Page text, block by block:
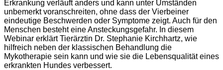
Erkrankung verläuft anders und kann unter Umständen
unbemerkt voranschreiten, ohne dass der Vierbeiner
eindeutige Beschwerden oder Symptome zeigt. Auch für den
Menschen besteht eine Ansteckungsgefahr. In diesem
Webinar erklärt Tierärztin Dr. Stephanie Kirchhartz, wie
hilfreich neben der klassischen Behandlung die
Mykotherapie sein kann und wie sie die Lebensqualität eines
erkrankten Hundes verbessert.